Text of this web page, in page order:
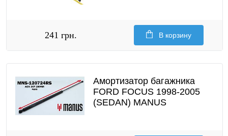
241 грн. В корзину
Амортизатор багажника
FORD FOCUS 1998-2005
(SEDAN) MANUS